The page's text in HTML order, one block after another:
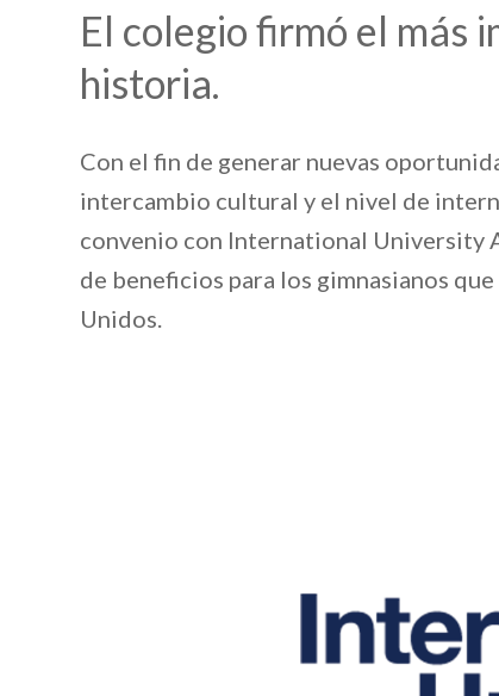
El colegio firmó el más
historia.
Con el fin de generar nuevas
intercambio cultural y el nivel de
convenio con International University
de beneficios para los gimnasianos
Unidos.